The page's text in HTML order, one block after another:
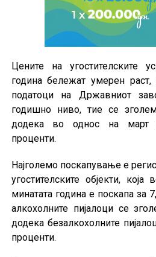
Цените на угостителските
година бележат умерен раст,
податоци на Државниот
годишно ниво, тие се
додека во однос на март
проценти.
Најголемо поскапување е
угостителските објекти,
минатата година е поскапа за
алкохолните пијалоци се
додека безалкохолните
проценти.